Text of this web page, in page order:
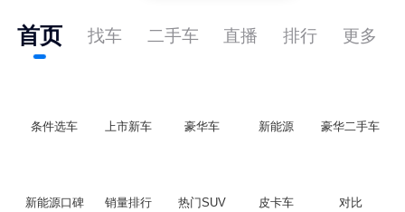
首页 找车 二手车 直播 排行 更多
条件选车 上市新车 豪华车 新能源 豪华二手车
新能源口碑 销量排行 热门SUV 皮卡车 对比
神行者目标年销30万辆，要把路虎销量翻倍